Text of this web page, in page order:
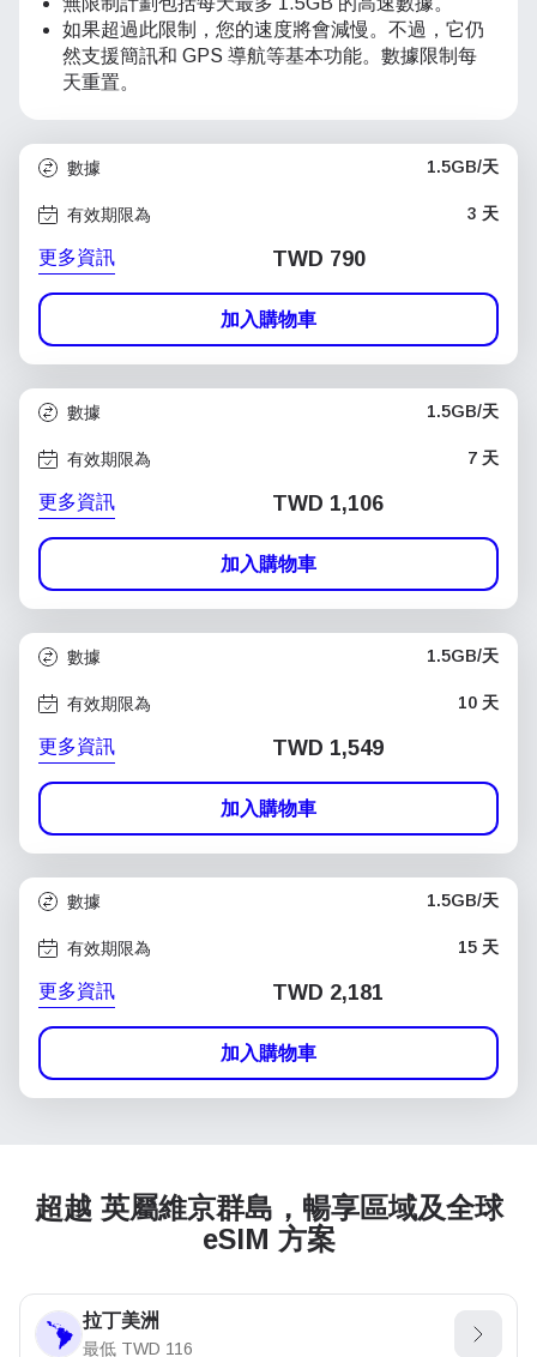
如果超過此限制，您的速度將會減慢。不過，它仍
然支援簡訊和 GPS 導航等基本功能。數據限制每
天重置。
數據 1.5GB/天
有效期限為 3 天
更多資訊 TWD 790
加入購物車
數據 1.5GB/天
有效期限為 7 天
更多資訊 TWD 1,106
加入購物車
數據 1.5GB/天
有效期限為 10 天
更多資訊 TWD 1,549
加入購物車
數據 1.5GB/天
有效期限為 15 天
更多資訊 TWD 2,181
加入購物車
超越 英屬維京群島，暢享區域及全球
eSIM 方案
拉丁美洲
最低 TWD 116